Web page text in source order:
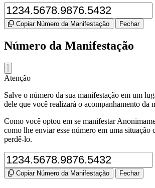
Copiar Número da Manifestação Fechar
Número da Manifestação
Atenção
Salve o número da sua manifestação em um
dele que você realizará o acompanhamento da
Como você optou em se manifestar
como lhe enviar esse número em uma situação
perdê-lo.
Copiar Número da Manifestação Fechar